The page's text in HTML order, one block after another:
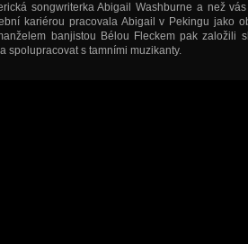
songwriterka Abigail Washburne a než
kariérou pracovala Abigail v Pekingu jako
banjistou Bélou Fleckem pak založili
spolupracovat s tamními muzikanty.